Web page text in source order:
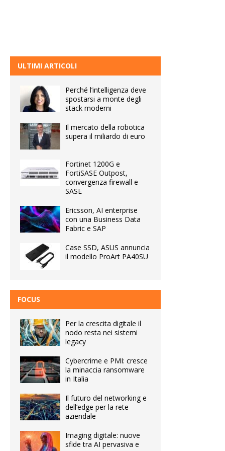
ULTIMI ARTICOLI
Perché l’intelligenza deve
spostarsi a monte degli
stack moderni
Il mercato della robotica
supera il miliardo di euro
Fortinet 1200G e
FortiSASE Outpost,
convergenza firewall e
SASE
Ericsson, AI enterprise
con una Business Data
Fabric e SAP
Case SSD, ASUS annuncia
il modello ProArt PA40SU
FOCUS
Per la crescita digitale il
nodo resta nei sistemi
legacy
Cybercrime e PMI: cresce
la minaccia ransomware
in Italia
Il futuro del networking e
dell’edge per la rete
aziendale
Imaging digitale: nuove
sfide tra AI pervasiva e